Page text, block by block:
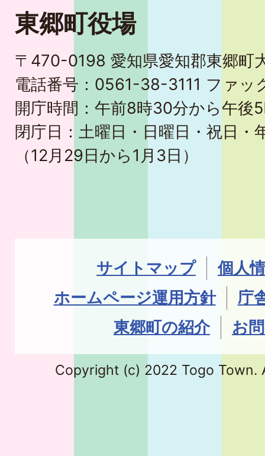
東郷町役場
〒470-0198 愛知県愛知郡東郷町
電話番号：0561-38-3111 ファ
開庁時間：午前8時30分から午後
閉庁日：土曜日・日曜日・祝日・
（12月29日から1月3日）
サイトマップ
個人
ホームページ運用方針
庁
東郷町の紹介
お
Copyright (c) 2022 Togo Town.